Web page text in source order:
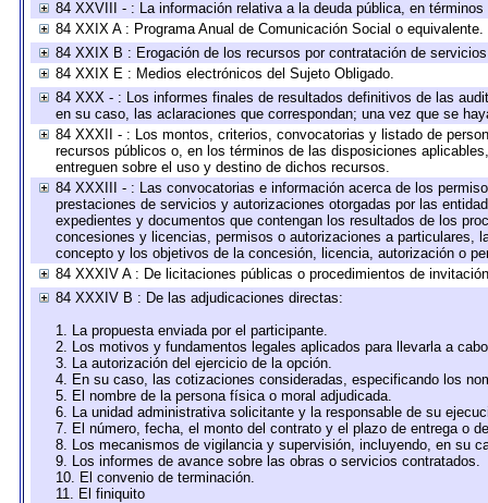
84 XXVIII - : La información relativa a la deuda pública, en
84 XXIX A : Programa Anual de Comunicación Social o equivalente.
84 XXIX B : Erogación de los recursos por contratación de
84 XXIX E : Medios electrónicos del Sujeto Obligado.
84 XXX - : Los informes finales de resultados definitivos de las
en su caso, las aclaraciones que correspondan; una vez que se
84 XXXII - : Los montos, criterios, convocatorias y listado de
recursos públicos o, en los términos de las disposiciones
entreguen sobre el uso y destino de dichos recursos.
84 XXXIII - : Las convocatorias e información acerca de los
prestaciones de servicios y autorizaciones otorgadas por las
expedientes y documentos que contengan los resultados de los
concesiones y licencias, permisos o autorizaciones a particulares,
concepto y los objetivos de la concesión, licencia, autorización o
84 XXXIV A : De licitaciones públicas o procedimientos de
84 XXXIV B : De las adjudicaciones directas:
1. La propuesta enviada por el participante.
2. Los motivos y fundamentos legales aplicados para llevarla a
3. La autorización del ejercicio de la opción.
4. En su caso, las cotizaciones consideradas, especificando los
5. El nombre de la persona física o moral adjudicada.
6. La unidad administrativa solicitante y la responsable de su
7. El número, fecha, el monto del contrato y el plazo de entrega o
8. Los mecanismos de vigilancia y supervisión, incluyendo, en su
9. Los informes de avance sobre las obras o servicios contratados.
10. El convenio de terminación.
11. El finiquito